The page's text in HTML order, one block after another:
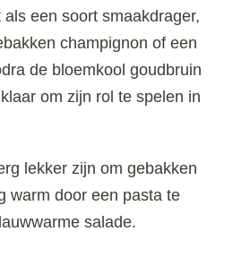
een soort smaakdrager,
champignon of een
de bloemkool goudbruin
om zijn rol te spelen in
lekker zijn om gebakken
warm door een pasta te
salade.